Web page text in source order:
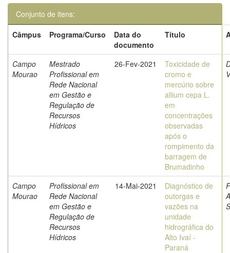
Conjunto de itens:
Câmpus
Programa/Curso
Data do
documento
Título
Campo
Mourao
Mestrado
Profissional em
Rede Nacional
em Gestão e
Regulação de
Recursos
Hídricos
26-Fev-2021
Toxicidade de
cromo e
mercúrio sobre
allium cepa L.
em
concentrações
observadas
após o
rompimento da
barragem de
Brumadinho
Campo
Mourao
Profissional em
Rede Nacional
em Gestão e
Regulação de
Recursos
Hídricos
14-Mai-2021
Diagnóstico de
outorgas e
vazões na
unidade
hidrográfica do
Alto Ivaí -
Paraná